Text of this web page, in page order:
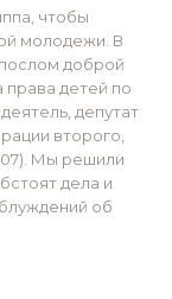
чтобы
молодежи. В
доброй
права детей по
депутат
второго,
Мы решили
дела и
об